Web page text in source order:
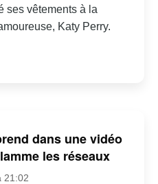
ses vêtements à la
Katy Perry.
dans une vidéo
les réseaux
21:02